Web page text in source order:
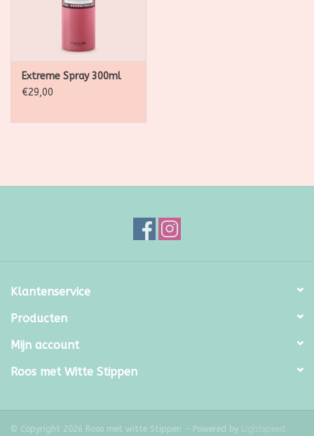
Extreme Spray 300ml
€29,00
Klantenservice
Producten
Mijn account
Roos met Witte Stippen
© Copyright 2026 Roos met witte Stippen - Powered by Lightspeed